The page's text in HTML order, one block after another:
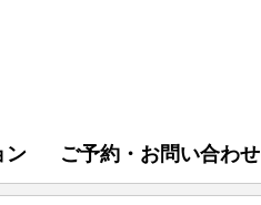
ン ご予約・お問い合わせ